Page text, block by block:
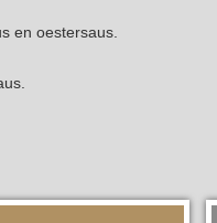
en oestersaus.